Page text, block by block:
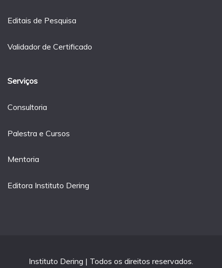
Editais de Pesquisa
Validador de Certificado
Serviços
Consultoria
Palestra e Cursos
Mentoria
Editora Instituto Dering
Instituto Dering | Todos os direitos reservados.